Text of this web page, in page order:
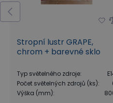
Stropní lustr GRAPE,
chrom + barevné sklo
Typ světelného zdroje:
Počet světelných zdrojů (ks):
Výška (mm):